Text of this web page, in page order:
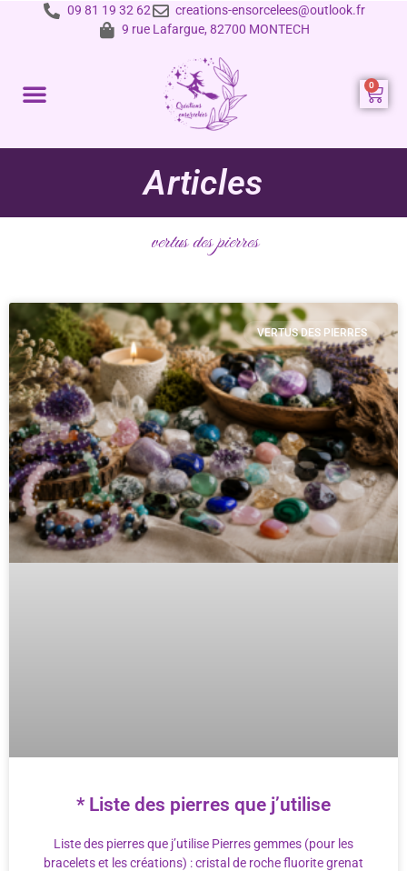
09 81 19 32 62
creations-ensorcelees@outlook.fr
9 rue Lafargue, 82700 MONTECH
Articles
vertus des pierres
VERTUS DES PIERRES
* Liste des pierres que j’utilise
Liste des pierres que j’utilise Pierres gemmes (pour les
bracelets et les créations) : cristal de roche fluorite grenat